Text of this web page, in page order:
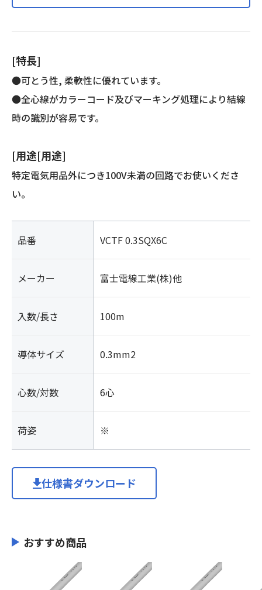
コ
[特長]
●可とう性, 柔軟性に優れています。
●全心線がカラーコード及びマーキング処理により結線
時の識別が容易です。
[用途[用途]
特定電気用品外につき100V未満の回路でお使いくださ
い。
品番 VCTF 0.3SQX6C
メーカー 富士電線工業(株)他
入数/長さ 100m
導体サイズ 0.3mm2
心数/対数 6心
荷姿 ※
仕様書ダウンロード
おすすめ商品